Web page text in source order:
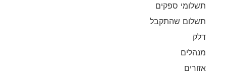
תשלומי ספקים
תשלום שהתקבל
דלק
מנהלים
אזורים